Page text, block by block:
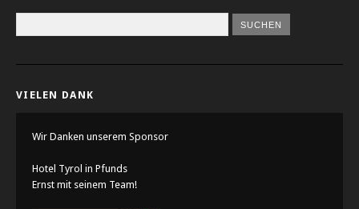
VIELEN DANK
Wir Danken unserem Sponsor
Hotel Tyrol in Pfunds
Ernst mit seinem Team!